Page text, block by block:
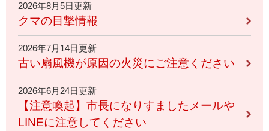
2026年8月5日更新
クマの目撃情報
2026年7月14日更新
古い扇風機が原因の火災にご注意ください
2026年6月24日更新
【注意喚起】市長になりすましたメールや
LINEに注意してください